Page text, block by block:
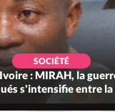
SOCIÉTÉ
: MIRAH, la
s'intensifie entre